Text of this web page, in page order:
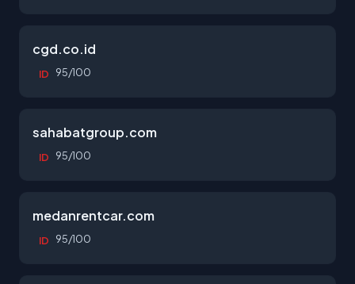
cgd.co.id
ID 95/100
sahabatgroup.com
ID 95/100
medanrentcar.com
ID 95/100